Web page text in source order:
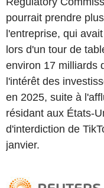
pourrait prendre
l'entreprise, qui
lors d'un tour de
environ 17 milliards
l'intérêt des
en 2025, suite à
résidant aux États-
d'interdiction de
janvier.